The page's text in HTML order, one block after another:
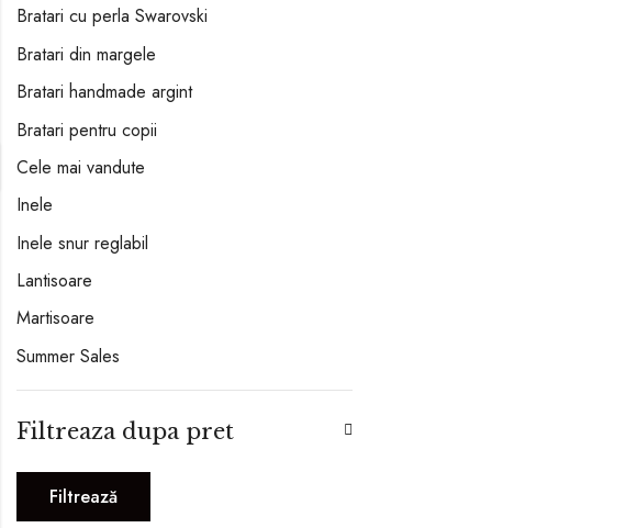
Bratari cu perla Swarovski
Bratari din margele
Bratari handmade argint
Bratari pentru copii
Cele mai vandute
Inele
Inele snur reglabil
Lantisoare
Martisoare
Summer Sales
Filtreaza dupa pret
Filtrează